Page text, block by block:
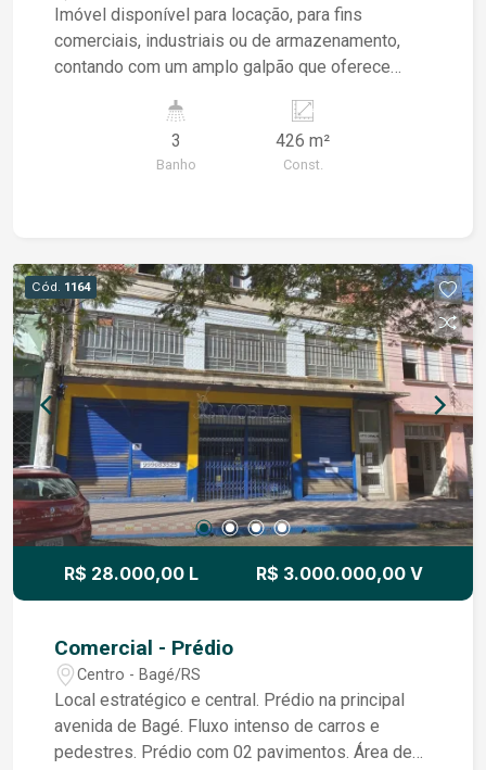
Imóvel disponível para locação, para fins
comerciais, industriais ou de armazenamento,
contando com um amplo galpão que oferece
diferentes tipos de atividades. O imóvel dispõe
ainda de duas salas auxiliares, adequadas para
escritório, administração ou atendimento,
colaboradores e clientes. Trata-se de um imóvel
versátil, com ótima distribuição de espaços e
preparado para atender diversas necessidades
comerciais.
3
Banho
426 m²
Const.
Cód. 1164
R$ 28.000,00 L R$ 3.000.000,00 V
Comercial - Prédio
Centro - Bagé/RS
Local estratégico e central. Prédio na principal
avenida de Bagé. Fluxo intenso de carros e
pedestres. Prédio com 02 pavimentos. Área de